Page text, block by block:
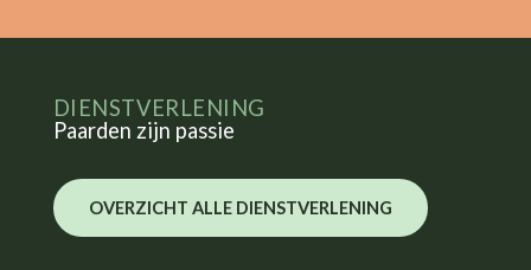
DIENSTVERLENING
Paarden zijn passie
OVERZICHT ALLE DIENSTVERLENING